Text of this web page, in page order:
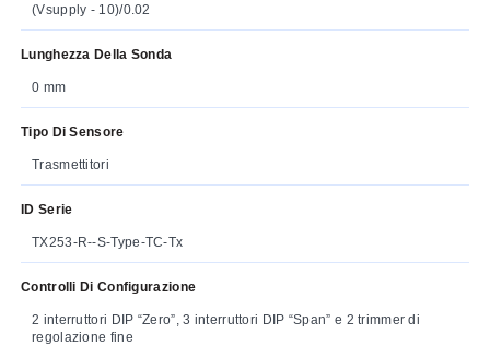
(Vsupply - 10)/0.02
Lunghezza Della Sonda
0 mm
Tipo Di Sensore
Trasmettitori
ID Serie
TX253-R--S-Type-TC-Tx
Controlli Di Configurazione
2 interruttori DIP “Zero”, 3 interruttori DIP “Span” e 2 trimmer di
regolazione fine